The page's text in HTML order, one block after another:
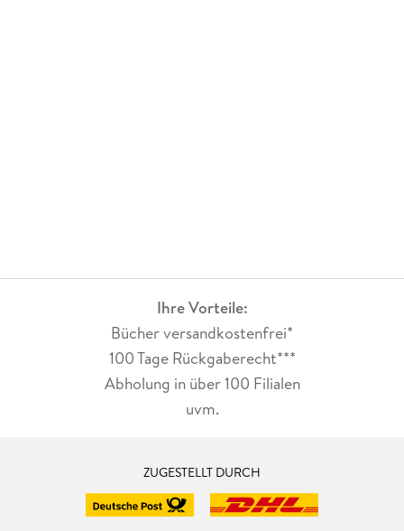
Ihre Vorteile:
Bücher versandkostenfrei*
100 Tage Rückgaberecht***
Abholung in über 100 Filialen
uvm.
ZUGESTELLT DURCH